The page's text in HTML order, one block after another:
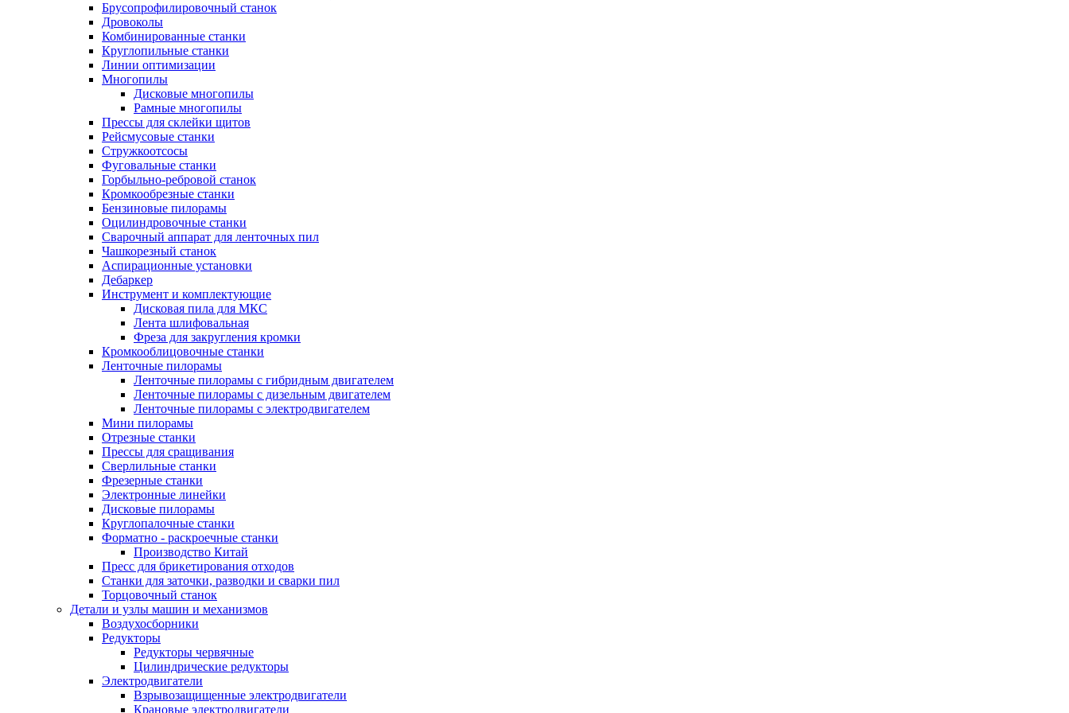
Брусопрофилировочный станок
Дровоколы
Комбинированные станки
Круглопильные станки
Линии оптимизации
Многопилы
Дисковые многопилы
Рамные многопилы
Прессы для склейки щитов
Рейсмусовые станки
Стружкоотсосы
Фуговальные станки
Горбыльно-ребровой станок
Кромкообрезные станки
Бензиновые пилорамы
Оцилиндровочные станки
Сварочный аппарат для ленточных пил
Чашкорезный станок
Аспирационные установки
Дебаркер
Инструмент и комплектующие
Дисковая пила для МКС
Лента шлифовальная
Фреза для закругления кромки
Кромкооблицовочные станки
Ленточные пилорамы
Ленточные пилорамы с гибридным двигателем
Ленточные пилорамы с дизельным двигателем
Ленточные пилорамы с электродвигателем
Мини пилорамы
Отрезные станки
Прессы для сращивания
Сверлильные станки
Фрезерные станки
Электронные линейки
Дисковые пилорамы
Круглопалочные станки
Форматно - раскроечные станки
Производство Китай
Пресс для брикетирования отходов
Станки для заточки, разводки и сварки пил
Торцовочный станок
Детали и узлы машин и механизмов
Воздухосборники
Редукторы
Редукторы червячные
Цилиндрические редукторы
Электродвигатели
Взрывозащищенные электродвигатели
Крановые электродвигатели